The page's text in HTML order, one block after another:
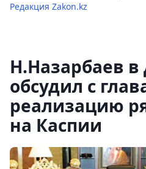
Редакция Zakon.kz
Н.Назарбаев в
обсудил с
реализацию
на Каспии